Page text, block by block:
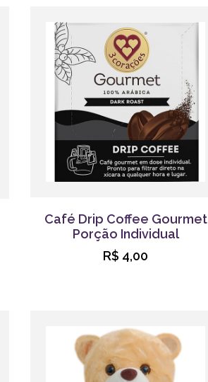
Café Drip Coffee Gourmet
Porção Individual
R$ 4,00